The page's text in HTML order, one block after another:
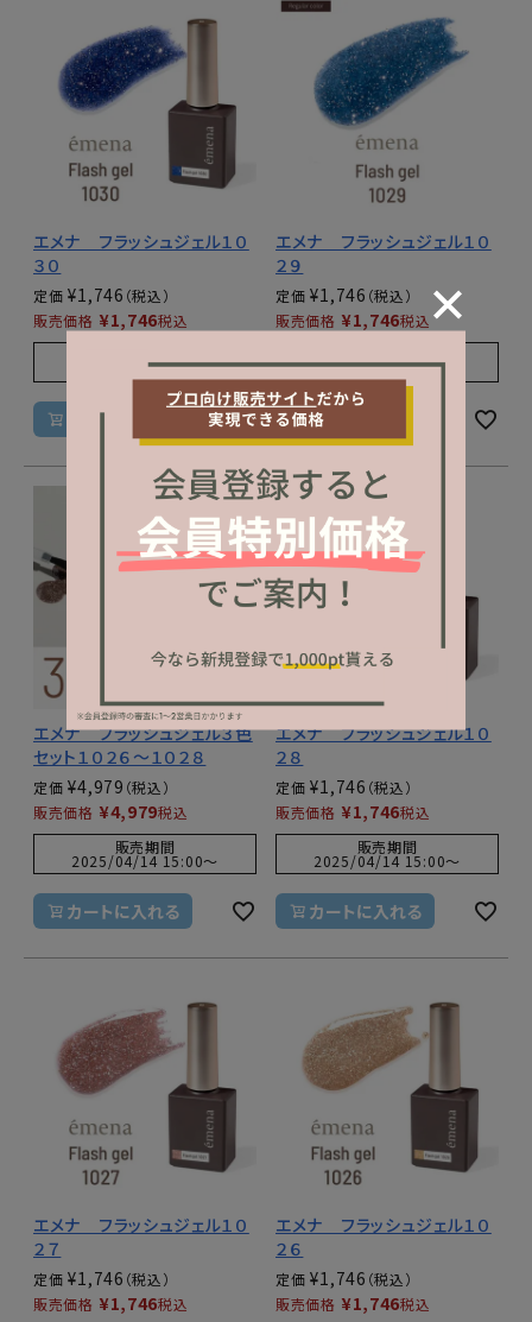
エメナ フラッシュジェル１０
３０
定価 ¥1,746
販売価格 ¥1,746税込
2025/07/14 10:00〜
カートに入れる
エメナ フラッシュジェル１０
２９
定価 ¥1,746
販売価格 ¥1,746税込
2025/07/14 10:00
カートに入れる
エメナ フラッシュジェル３色
セット１０２６～１０２８
定価 ¥4,979
販売価格 ¥4,979税込
販売期間
2025/04/14 15:00〜
カートに入れる
エメナ フラッシュジェル１０
２８
定価 ¥1,746
販売価格 ¥1,746税込
販売期間
2025/04/14 15:00〜
カートに入れる
エメナ フラッシュジェル１０
２７
定価 ¥1,746
販売価格 ¥1,746税込
エメナ フラッシュジェル１０
２６
定価 ¥1,746
販売価格 ¥1,746税込